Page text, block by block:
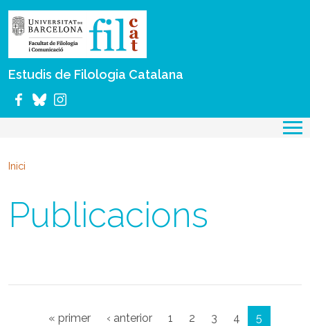
Estudis de Filologia Catalana
Inici
Publicacions
« primerPrimera pàgina
‹ anteriorPàgina anterior
1 2 3 4 5